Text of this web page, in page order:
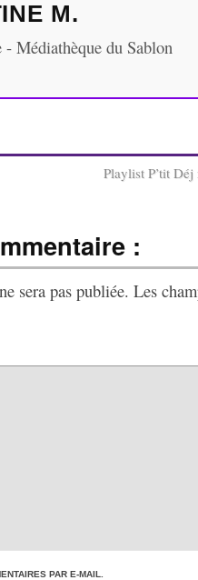
M.
Médiathèque du Sablon
Playlist P’tit
:
sera pas publiée. Les
PAR E-MAIL.